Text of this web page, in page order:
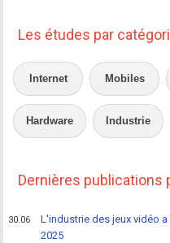
Les études par
Internet Mobiles
Hardware Industrie
Dernières publications
30.06
L'industrie des jeux vidéo
2025